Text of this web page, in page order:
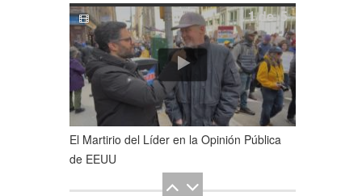
1de5
El Martirio del Líder en la Opinión Pública
de EEUU